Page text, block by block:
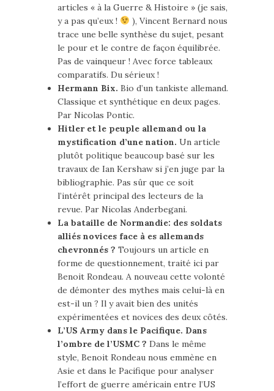
articles « à la Guerre & Histoire » (je sais,
y a pas qu’eux !
), Vincent Bernard nous
trace une belle synthèse du sujet, pesant
le pour et le contre de façon équilibrée.
Pas de vainqueur ! Avec force tableaux
comparatifs. Du sérieux !
Hermann Bix. Bio d’un tankiste allemand.
Classique et synthétique en deux pages.
Par Nicolas Pontic.
Hitler et le peuple allemand ou la
mystification d’une nation. Un article
plutôt politique beaucoup basé sur les
travaux de Ian Kershaw si j’en juge par la
bibliographie. Pas sûr que ce soit
l’intérêt principal des lecteurs de la
revue. Par Nicolas Anderbegani.
La bataille de Normandie: des soldats
alliés novices face à es allemands
chevronnés ? Toujours un article en
forme de questionnement, traité ici par
Benoit Rondeau. A nouveau cette volonté
de démonter des mythes mais celui-là en
est-il un ? Il y avait bien des unités
expérimentées et novices des deux côtés.
L’US Army dans le Pacifique. Dans
l’ombre de l’USMC ? Dans le même
style, Benoit Rondeau nous emmène en
Asie et dans le Pacifique pour analyser
l’effort de guerre américain entre l’US